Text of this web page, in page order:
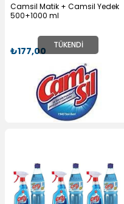
TÜKENDI
Camsil Matik + Camsil Yedek
500+1000 ml
₺177,00